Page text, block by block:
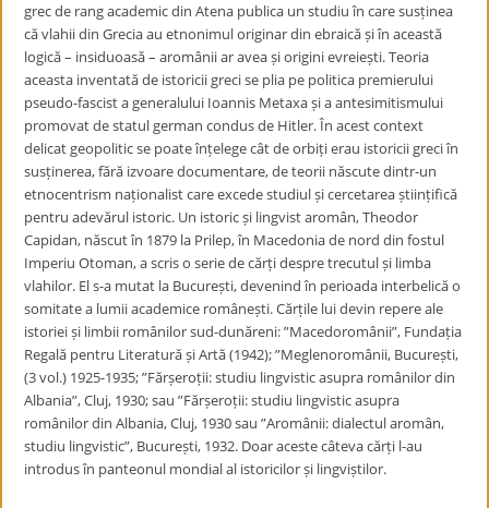
grec de rang academic din Atena publica un studiu în care susținea
că vlahii din Grecia au etnonimul originar din ebraică și în această
logică – insiduoasă – aromânii ar avea și origini evreiești. Teoria
aceasta inventată de istoricii greci se plia pe politica premierului
pseudo-fascist a generalului Ioannis Metaxa și a antesimitismului
promovat de statul german condus de Hitler. În acest context
delicat geopolitic se poate înțelege cât de orbiți erau istoricii greci în
susținerea, fără izvoare documentare, de teorii născute dintr-un
etnocentrism naționalist care excede studiul și cercetarea științifică
pentru adevărul istoric. Un istoric și lingvist aromân, Theodor
Capidan, născut în 1879 la Prilep, în Macedonia de nord din fostul
Imperiu Otoman, a scris o serie de cărți despre trecutul și limba
vlahilor. El s-a mutat la București, devenind în perioada interbelică o
somitate a lumii academice românești. Cărțile lui devin repere ale
istoriei și limbii românilor sud-dunăreni: ”Macedoromânii”, Fundația
Regală pentru Literatură și Artă (1942); ”Meglenoromânii, București,
(3 vol.) 1925-1935; ”Fărșeroții: studiu lingvistic asupra românilor din
Albania”, Cluj, 1930; sau ”Fărșeroții: studiu lingvistic asupra
românilor din Albania, Cluj, 1930 sau ”Aromânii: dialectul aromân,
studiu lingvistic”, București, 1932. Doar aceste câteva cărți l-au
introdus în panteonul mondial al istoricilor și lingviștilor.